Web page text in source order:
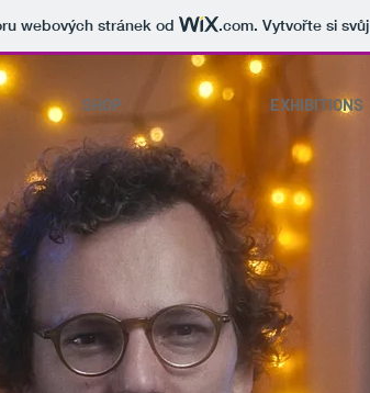
webových stránek od .com. Vytvořte si
SHOP EXHIBITIONS